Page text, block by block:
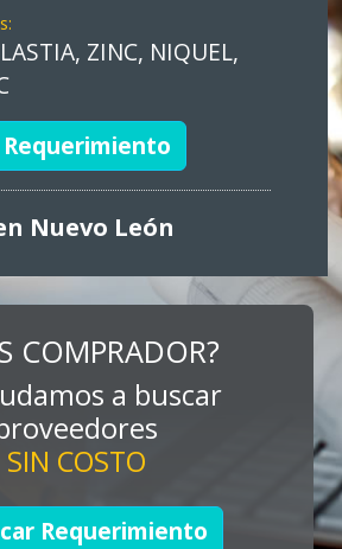
ZINC, NIQUEL,
Nuevo León
promocionales, stands,
Requerimiento
COMPRADOR?
a buscar
SIN COSTO
Requerimiento